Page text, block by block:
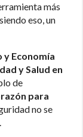
más
eso, un
Economía
y Salud en
de
para
no se